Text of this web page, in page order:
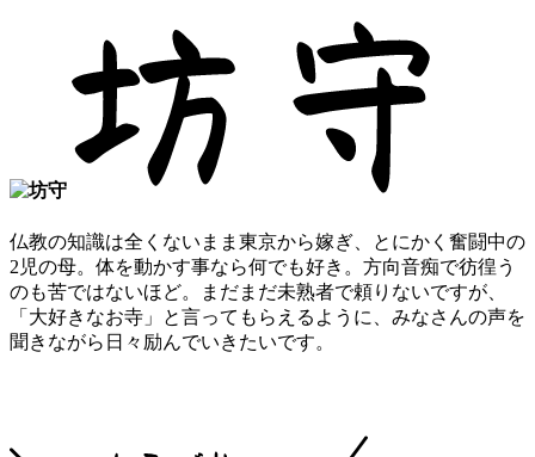
仏教の知識は全くないまま東京から嫁ぎ、とにかく奮闘中の
2児の母。体を動かす事なら何でも好き。方向音痴で彷徨う
のも苦ではないほど。まだまだ未熟者で頼りないですが、
「大好きなお寺」と言ってもらえるように、みなさんの声を
聞きながら日々励んでいきたいです。